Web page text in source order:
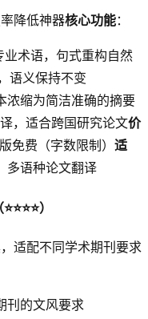
降低神器核心功能：
术语，句式重构自然
语义保持不变
浓缩为简洁准确的摘要
，适合跨国研究论文价
免费（字数限制） 适
多语种论文翻译
）
适配不同学术期刊要求
刊的文风要求